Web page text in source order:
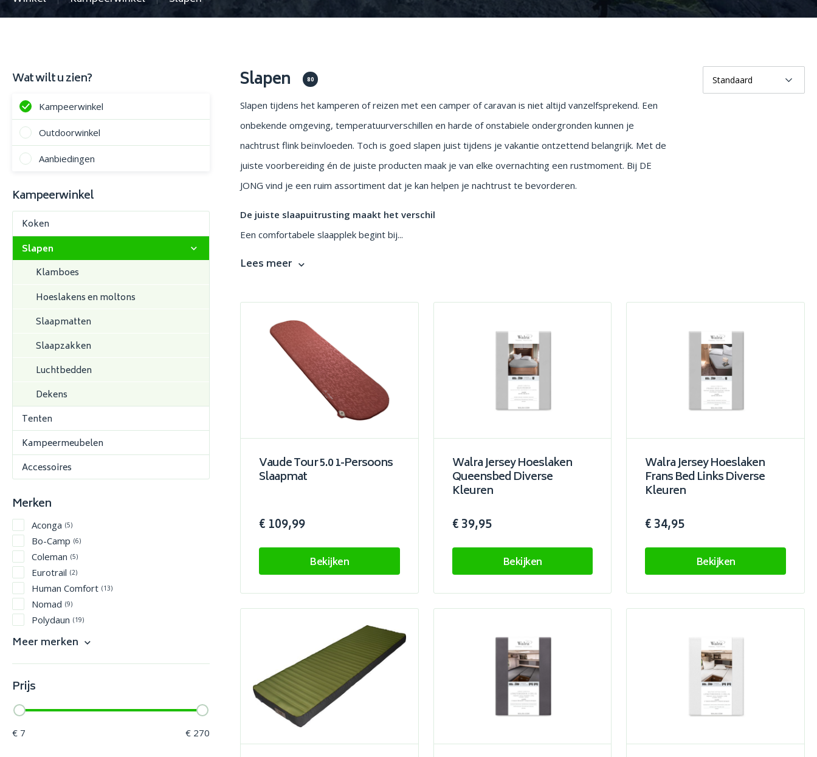
en parasols
Wat wilt u zien?
Kampeerwinkel
Outdoorwinkel
Aanbiedingen
Kampeerwinkel
Koken
Slapen
Klamboes
Hoeslakens en moltons
Slaapmatten
Slaapzakken
Luchtbedden
Dekens
Tenten
Kampeermeubelen
Accessoires
Merken
Aconga (5)
Bo-Camp (6)
Coleman (5)
Eurotrail (2)
Human Comfort (13)
Nomad (9)
Polydaun (19)
Travelsafe
Vaude (5)
Walra
Meer merken
Prijs
€ 7 € 270
Slapen 80
Slapen tijdens het kamperen of reizen met een camper of caravan is niet altijd vanzelfsprekend. Een
onbekende omgeving, temperatuurverschillen en harde of onstabiele ondergronden kunnen je
nachtrust flink beïnvloeden. Toch is goed slapen juist tijdens je vakantie ontzettend belangrijk. Met de
juiste voorbereiding én de juiste producten maak je van elke overnachting een rustmoment. Bij DE
JONG vind je een ruim assortiment dat je kan helpen je nachtrust te bevorderen.
De juiste slaapuitrusting maakt het verschil
Een comfortabele slaapplek begint bij...
Lees meer
Vaude Tour 5.0 1-Persoons
Slaapmat
€ 109,99
Bekijken
Walra Jersey Hoeslaken
Queensbed Diverse
Kleuren
€ 39,95
Bekijken
Walra Jersey Hoeslaken
Frans Bed Links Diverse
Kleuren
€ 34,95
Bekijken